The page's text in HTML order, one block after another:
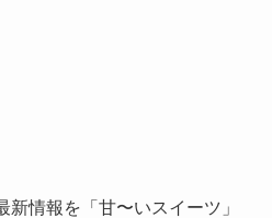
情報を「甘〜いスイーツ」